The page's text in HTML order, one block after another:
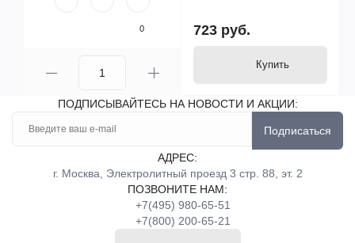
0 723 руб.
Купить
ПОДПИСЫВАЙТЕСЬ НА НОВОСТИ И АКЦИИ:
Подписаться
АДРЕС:
г. Москва, Электролитный проезд 3 стр. 88, эт. 2
ПОЗВОНИТЕ НАМ:
+7(495) 980-65-51
+7(800) 200-65-21